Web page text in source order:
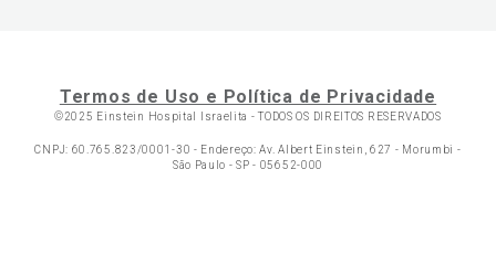
Termos de Uso e Política de Privacidade
©2025 Einstein Hospital Israelita -TODOS OS DIREITOS RESERVADOS
CNPJ: 60.765.823/0001-30 - Endereço: Av. Albert Einstein, 627 - Morumbi -
São Paulo - SP - 05652-000